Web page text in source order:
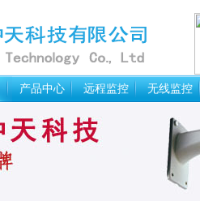
产品中心 远程监控 无线监控